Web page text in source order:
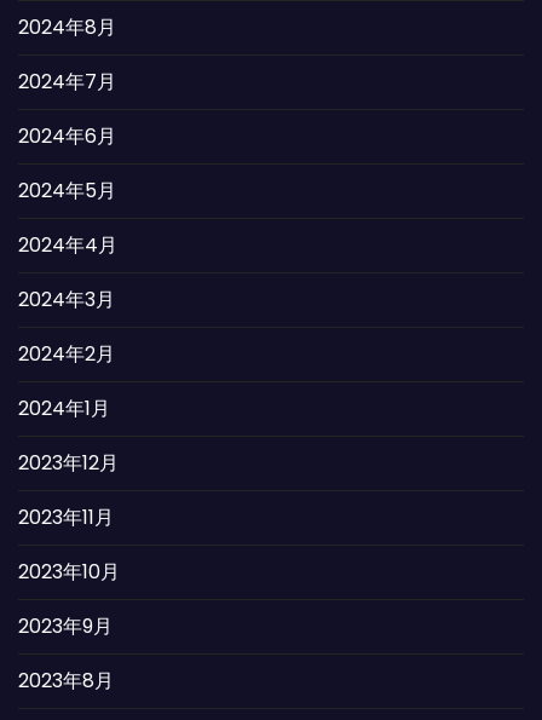
2024年8月
2024年7月
2024年6月
2024年5月
2024年4月
2024年3月
2024年2月
2024年1月
2023年12月
2023年11月
2023年10月
2023年9月
2023年8月